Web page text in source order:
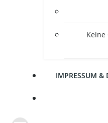
Kei­ne
IMPRES­SUM &